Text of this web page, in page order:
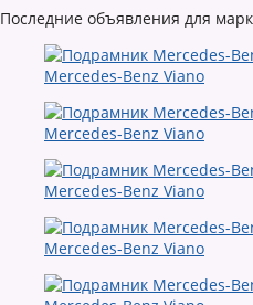
Последние объявления для